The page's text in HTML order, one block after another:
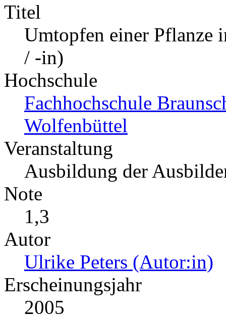
Titel
Umtopfen einer Pflanze
/ -in)
Hochschule
Fachhochschule
Wolfenbüttel
Veranstaltung
Ausbildung der
Note
1,3
Autor
Ulrike Peters (Autor:in)
Erscheinungsjahr
2005